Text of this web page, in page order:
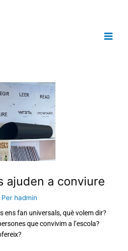
ajuden a conviure
Per hadmin
ens fan universals, què volem dir?
que convivim a l’escola?